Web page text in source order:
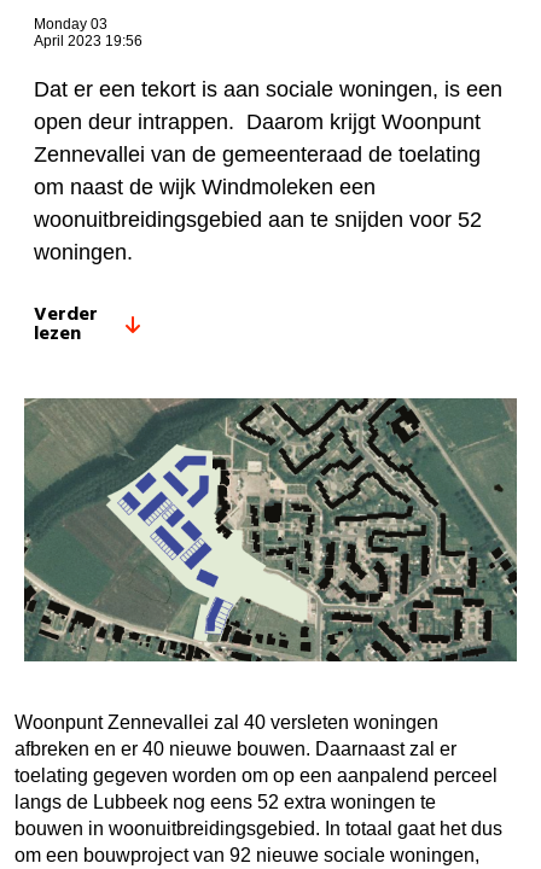
Monday 03
April 2023 19:56
Dat er een tekort is aan sociale woningen, is een
open deur intrappen. Daarom krijgt Woonpunt
Zennevallei van de gemeenteraad de toelating
om naast de wijk Windmoleken een
woonuitbreidingsgebied aan te snijden voor 52
woningen.
Verder
lezen
Woonpunt Zennevallei zal 40 versleten woningen
afbreken en er 40 nieuwe bouwen. Daarnaast zal er
toelating gegeven worden om op een aanpalend perceel
langs de Lubbeek nog eens 52 extra woningen te
bouwen in woonuitbreidingsgebied. In totaal gaat het dus
om een bouwproject van 92 nieuwe sociale woningen,